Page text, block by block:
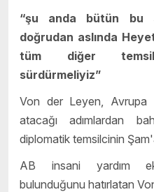
“şu anda bütün bu
doğrudan aslında
tüm diğer
sürdürmeliyiz”
Von der Leyen, Avrupa
atacağı adımlardan
diplomatik temsilcinin
AB insani yardım
bulunduğunu hatırlatan